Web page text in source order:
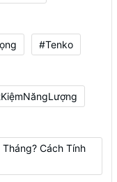
#Tenko
Cách Tính